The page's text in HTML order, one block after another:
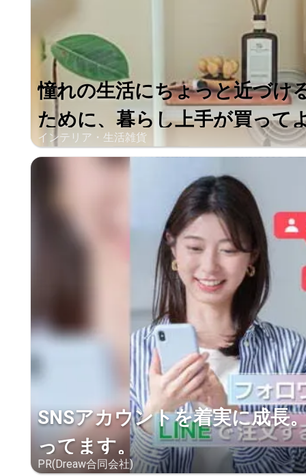
憧れの生活にちょっと近づけ
ために、暮らし上手が買って
インテリア・生活雑貨
SNSアカウントを着実に成長
ってます。
PR(Dreaw合同会社)